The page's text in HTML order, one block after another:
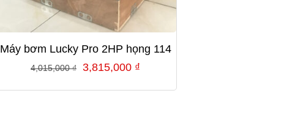
Máy bơm Lucky Pro 2HP họng 114
4,015,000₫
Giá
3,815,000 ₫